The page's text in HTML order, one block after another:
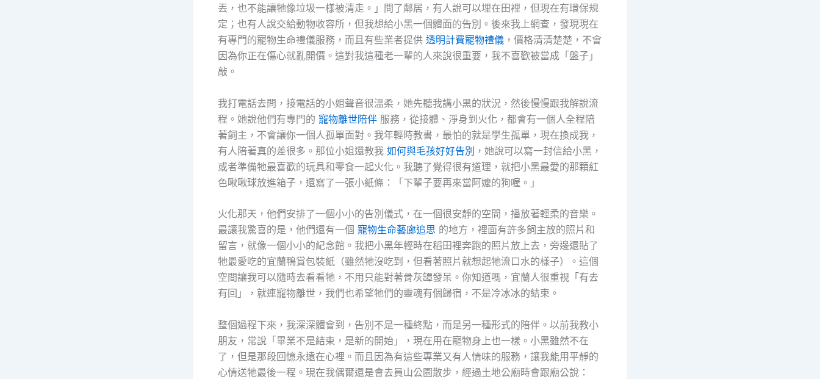
丟，也不能讓牠像垃圾一樣被清走。」問了鄰居，有人說可以埋在田裡，但現在有環保規
定；也有人說交給動物收容所，但我想給小黑一個體面的告別。後來我上網查，發現現在
有專門的寵物生命禮儀服務，而且有些業者提供 透明計費寵物禮儀 ，價格清清楚楚，不會
因為你正在傷心就亂開價。這對我這種老一輩的人來說很重要，我不喜歡被當成「盤子」
敲。
我打電話去問，接電話的小姐聲音很溫柔，她先聽我講小黑的狀況，然後慢慢跟我解說流
程。她說他們有專門的 寵物離世陪伴 服務，從接體、淨身到火化，都會有一個人全程陪
著飼主，不會讓你一個人孤單面對。我年輕時教書，最怕的就是學生孤單，現在換成我，
有人陪著真的差很多。那位小姐還教我 如何與毛孩好好告別 ，她說可以寫一封信給小黑，
或者準備牠最喜歡的玩具和零食一起火化。我聽了覺得很有道理，就把小黑最愛的那顆紅
色啾啾球放進箱子，還寫了一張小紙條：「下輩子要再來當阿嬤的狗喔。」
火化那天，他們安排了一個小小的告別儀式，在一個很安靜的空間，播放著輕柔的音樂。
最讓我驚喜的是，他們還有一個 寵物生命藝廊追思 的地方，裡面有許多飼主放的照片和
留言，就像一個小小的紀念館。我把小黑年輕時在稻田裡奔跑的照片放上去，旁邊還貼了
牠最愛吃的宜蘭鴨賞包裝紙（雖然牠沒吃到，但看著照片就想起牠流口水的樣子）。這個
空間讓我可以隨時去看看牠，不用只能對著骨灰罈發呆。你知道嗎，宜蘭人很重視「有去
有回」，就連寵物離世，我們也希望牠們的靈魂有個歸宿，不是冷冰冰的結束。
整個過程下來，我深深體會到，告別不是一種終點，而是另一種形式的陪伴。以前我教小
朋友，常說「畢業不是結束，是新的開始」，現在用在寵物身上也一樣。小黑雖然不在
了，但是那段回憶永遠在心裡。而且因為有這些專業又有人情味的服務，讓我能用平靜的
心情送牠最後一程。現在我偶爾還是會去員山公園散步，經過土地公廟時會跟廟公說：